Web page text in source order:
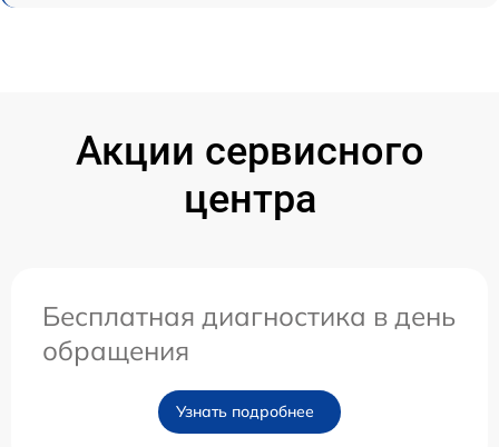
Акции сервисного
центра
Бесплатная диагностика в день
обращения
Узнать подробнее